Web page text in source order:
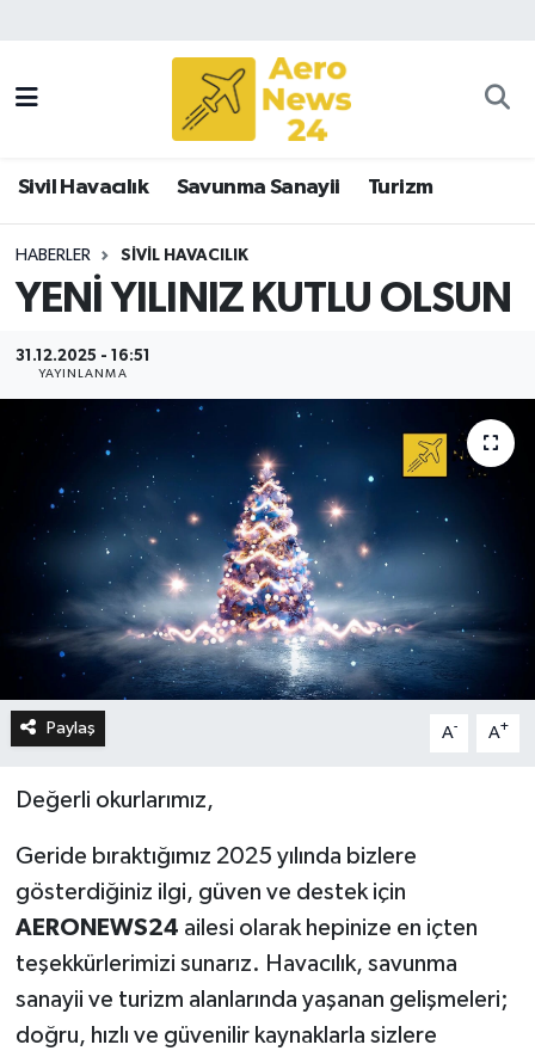
Sivil Havacılık Savunma Sanayii Turizm
HABERLER SIVIL HAVACILIK
YENİ YILINIZ KUTLU OLSUN
31.12.2025 - 16:51
YAYINLANMA
Paylaş A- A+
Değerli okurlarımız,
Geride bıraktığımız 2025 yılında bizlere
gösterdiğiniz ilgi, güven ve destek için
AERONEWS24 ailesi olarak hepinize en içten
teşekkürlerimizi sunarız. Havacılık, savunma
sanayii ve turizm alanlarında yaşanan gelişmeleri;
doğru, hızlı ve güvenilir kaynaklarla sizlere